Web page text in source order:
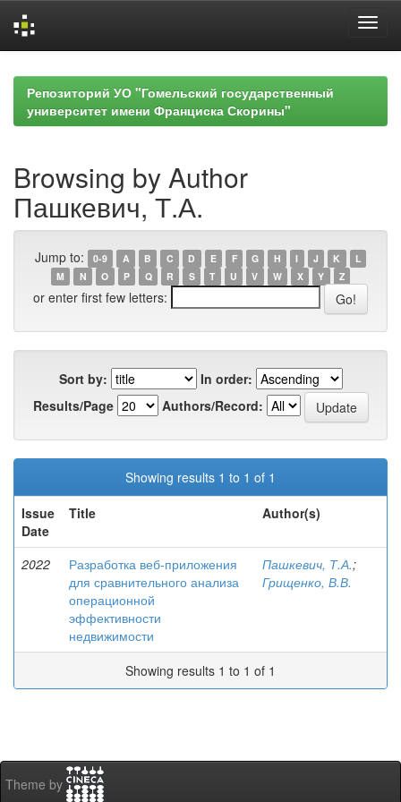
navigationРепозиторий УО "Гомельский государственный
университет имени Франциска Скорины"
Browsing by Author
Пашкевич, Т.А.
Jump to: 0-9 A B C D E F G H I J K
L
M
N O P Q R S T U V W X Y Z
or enter first few letters:
Sort by:
In order:
Results/Page
Authors/Record:
Showing results 1 to 1 of 1
Issue
Date
Title Author(s)
2022
Разработка веб-приложения
для сравнительного анализа
операционной
эффективности
недвижимости
Пашкевич, Т.А.;
Грищенко, В.В.
Showing results 1 to 1 of 1
Theme by